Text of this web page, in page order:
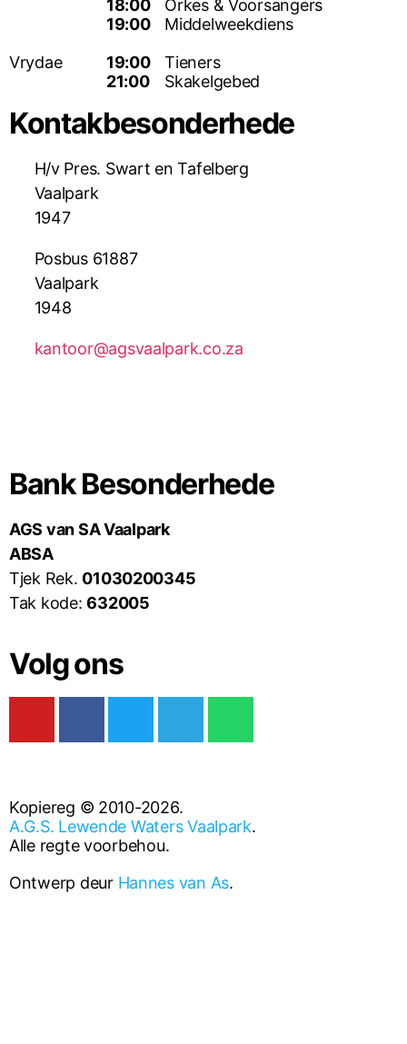
Vrydae
18:00
19:00
19:00
21:00
Orkes & Voorsangers
Middelweekdiens
Tieners
Skakelgebed
Kontakbesonderhede
H/v Pres. Swart en Tafelberg
Vaalpark
1947
Posbus 61887
Vaalpark
1948
kantoor@agsvaalpark.co.za
Bank Besonderhede
AGS van SA Vaalpark
ABSA
Tjek Rek. 01030200345
Tak kode:632005
Volg ons
Kopiereg © 2010-2026.
A.G.S. Lewende Waters Vaalpark.
Alle regte voorbehou.
Ontwerp deur Hannes van As.